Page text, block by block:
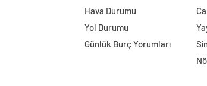
Hava Durumu
Yol Durumu
Günlük Burç Yorumları